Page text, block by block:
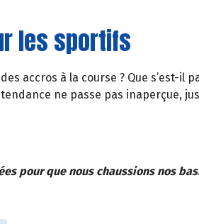
les sportifs
accros à la course ? Que s’est-il
ne passe pas inaperçue,
pour que nous chaussions nos